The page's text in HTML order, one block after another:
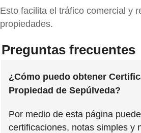
Esto facilita el tráfico comercial y
propiedades.
Preguntas frecuentes
¿Cómo puedo obtener
Propiedad de Sepúlveda?
Por medio de esta página
certificaciones, notas simples y